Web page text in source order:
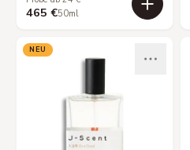
465 €50ml
NEU